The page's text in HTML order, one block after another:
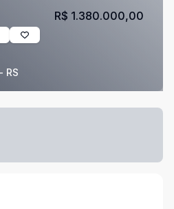
RS
R$ 1.380.000,00